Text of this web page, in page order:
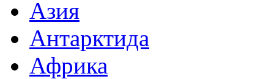
Азия
Антарктида
Африка